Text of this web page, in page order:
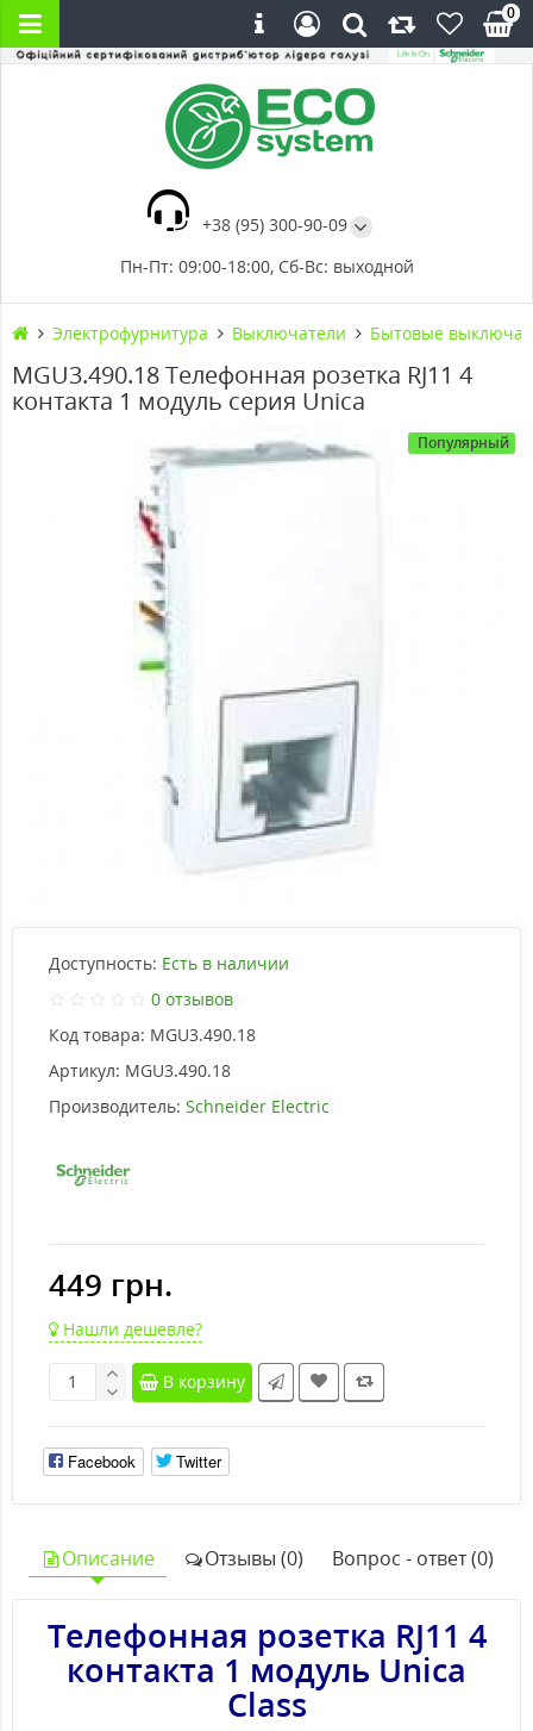
+38 (95) 300-90-09
Пн-Пт: 09:00-18:00, Сб-Вс: выходной
0
Электрофурнитура Выключатели Бытовые
MGU3.490.18 Телефонная розетка RJ11 4
контакта 1 модуль серия Unica
Популярный
Доступность: Есть в наличии
0 отзывов
Код товара: MGU3.490.18
Артикул: MGU3.490.18
Производитель: Schneider Electric
449 грн.
Нашли дешевле?
В корзину
Facebook Twitter
Описание Отзывы (0) Вопрос - ответ (0)
Телефонная розетка RJ11 4
контакта 1 модуль Unica
Class